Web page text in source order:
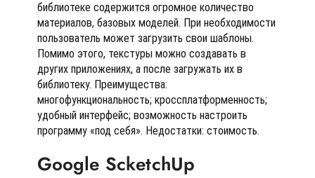
библиотеке содержится огромное количество
материалов, базовых моделей. При необходимости
пользователь может загрузить свои шаблоны.
Помимо этого, текстуры можно создавать в
других приложениях, а после загружать их в
библиотеку. Преимущества:
многофункциональность; кроссплатформенность;
удобный интерфейс; возможность настроить
программу «под себя». Недостатки: стоимость.
Google ScketсhUp